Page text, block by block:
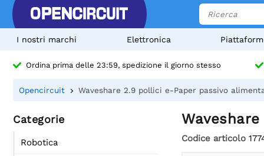
I nostri marchi Elettronica
Ordina prima delle 23:59, spedizione il giorno stesso
Opencircuit Waveshare 2.9 pollici e-Paper passivo
Categorie
Robotica Codice articolo